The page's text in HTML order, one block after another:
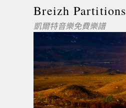
Breizh Partitions
凱爾特音樂免費樂譜